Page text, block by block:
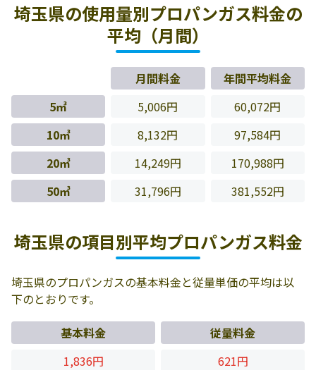
埼玉県の使用量別プロパンガス料金の
平均（月間）
月間料金
年間平均料金
5㎥
5,006円
60,072円
10㎥
8,132円
97,584円
20㎥
14,249円
170,988円
50㎥
31,796円 381,552円
埼玉県の項目別平均プロパンガス料金
埼玉県のプロパンガスの基本料金と従量単価の平均は以
下のとおりです。
基本料金
従量料金
1,836円
621円